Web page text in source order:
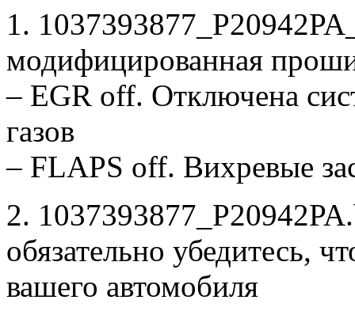
1.
модифицированная
– EGR off. Отключена
газов
– FLAPS off. Вихревые
2.
обязательно убедитесь,
вашего автомобиля